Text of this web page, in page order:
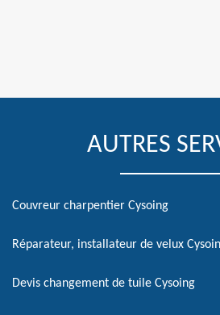
AUTRES
Couvreur charpentier Cysoing
Réparateur, installateur de velux
Devis changement de tuile Cysoing